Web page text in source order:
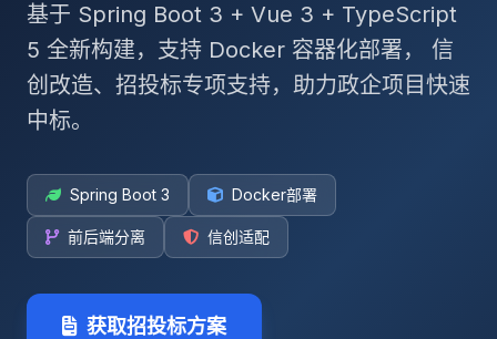
基于 Spring Boot 3 + Vue 3 + TypeScript
5 全新构建，支持 Docker 容器化部署， 信
创改造、招投标专项支持，助力政企项目快速
中标。
Spring Boot 3 Docker部署
前后端分离 信创适配
获取招投标方案